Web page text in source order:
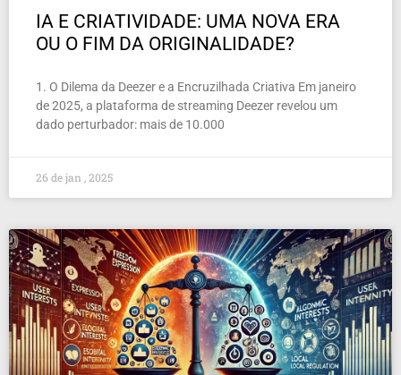
IA E CRIATIVIDADE: UMA NOVA ERA
OU O FIM DA ORIGINALIDADE?
1. O Dilema da Deezer e a Encruzilhada Criativa Em janeiro
de 2025, a plataforma de streaming Deezer revelou um
dado perturbador: mais de 10.000
26 de jan , 2025